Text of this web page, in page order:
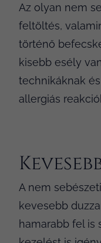
Az olyan nem
feltöltés,
történő
kisebb esély
technikáknak
allergiás
A nem
kevesebb
hamarabb fel is